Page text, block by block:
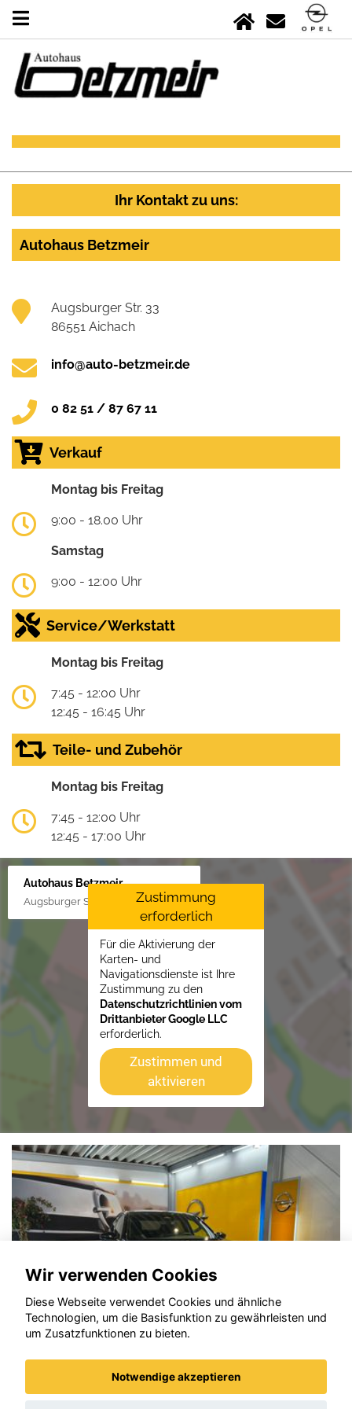
Ihr Kontakt zu uns:
Autohaus Betzmeir
Augsburger Str. 33
86551 Aichach
info@auto-betzmeir.de
0 82 51 / 87 67 11
Verkauf
Montag bis Freitag
9:00 - 18.00 Uhr
Samstag
9:00 - 12:00 Uhr
Service/Werkstatt
Montag bis Freitag
7:45 - 12:00 Uhr
12:45 - 16:45 Uhr
Teile- und Zubehör
Montag bis Freitag
7:45 - 12:00 Uhr
12:45 - 17:00 Uhr
Autohaus Betzmeir
Augsburger Str. 33, 86551 Aichach
Zustimmung
erforderlich
Für die Aktivierung der
Karten- und
Navigationsdienste ist Ihre
Zustimmung zu den
Datenschutzrichtlinien vom
Drittanbieter Google LLC
erforderlich.
Zustimmen und
aktivieren
Wir verwenden Cookies
Diese Webseite verwendet Cookies und ähnliche
Technologien, um die Basisfunktion zu gewährleisten und
um Zusatzfunktionen zu bieten.
Notwendige akzeptieren